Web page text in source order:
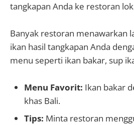
tangkapan Anda ke restoran
Banyak restoran menawarkan
ikan hasil tangkapan Anda
menu seperti ikan bakar, sup
Menu Favorit: Ikan bakar
khas Bali.
Tips: Minta restoran